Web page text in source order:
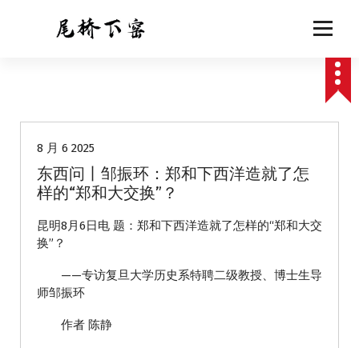
8 月 6 2025
东西问丨邹振环：郑和下西洋造就了怎
样的“郑和大交换”？
昆明8月6日电 题：郑和下西洋造就了怎样的“郑和大交
换”？
——专访复旦大学历史系特聘二级教授、博士生导
师邹振环
作者 陈静